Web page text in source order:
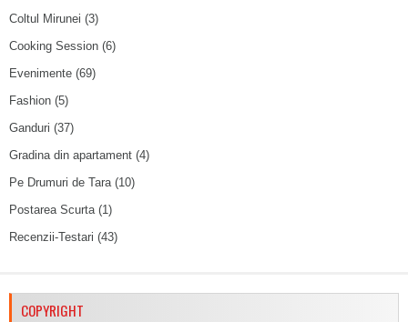
Coltul Mirunei (3)
Cooking Session (6)
Evenimente (69)
Fashion (5)
Ganduri (37)
Gradina din apartament (4)
Pe Drumuri de Tara(10)
Postarea Scurta(1)
Recenzii-Testari (43)
COPYRIGHT